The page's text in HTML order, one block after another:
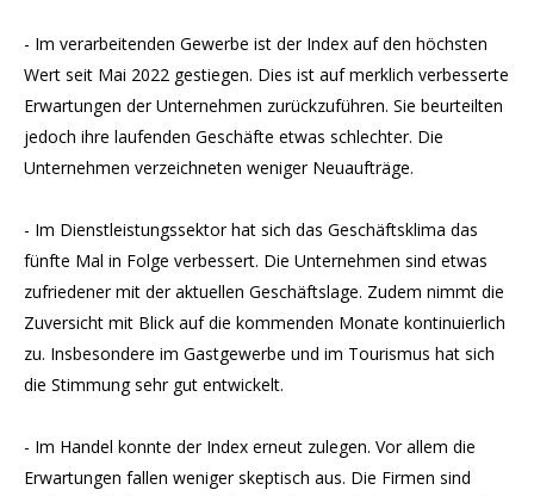
- Im verarbeitenden Gewerbe ist der Index auf den höchsten
Wert seit Mai 2022 gestiegen. Dies ist auf merklich verbesserte
Erwartungen der Unternehmen zurückzuführen. Sie beurteilten
jedoch ihre laufenden Geschäfte etwas schlechter. Die
Unternehmen verzeichneten weniger Neuaufträge.
- Im Dienstleistungssektor hat sich das Geschäftsklima das
fünfte Mal in Folge verbessert. Die Unternehmen sind etwas
zufriedener mit der aktuellen Geschäftslage. Zudem nimmt die
Zuversicht mit Blick auf die kommenden Monate kontinuierlich
zu. Insbesondere im Gastgewerbe und im Tourismus hat sich
die Stimmung sehr gut entwickelt.
- Im Handel konnte der Index erneut zulegen. Vor allem die
Erwartungen fallen weniger skeptisch aus. Die Firmen sind